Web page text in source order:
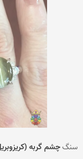
سنگچشم گربه